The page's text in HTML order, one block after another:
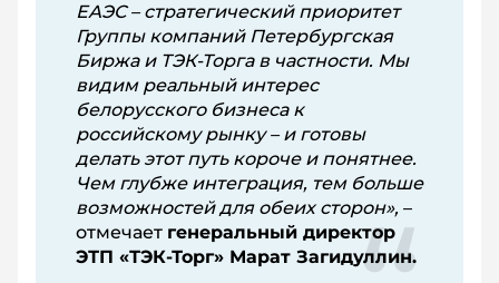
ЕАЭС – стратегический приоритет
Группы компаний Петербургская
Биржа и ТЭК-Торга в частности. Мы
видим реальный интерес
белорусского бизнеса к
российскому рынку – и готовы
делать этот путь короче и понятнее.
Чем глубже интеграция, тем больше
возможностей для обеих сторон», –
отмечает генеральный директор
ЭТП «ТЭК-Торг» Марат Загидуллин.